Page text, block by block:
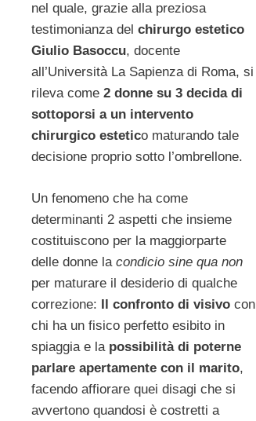
nel quale, grazie alla preziosa
testimonianza del chirurgo estetico
Giulio Basoccu, docente
all’Università La Sapienza di Roma, si
rileva come 2 donne su 3 decida di
sottoporsi a un intervento
chirurgico estetico maturando tale
decisione proprio sotto l’ombrellone.
Un fenomeno che ha come
determinanti 2 aspetti che insieme
costituiscono per la maggiorparte
delle donne la condicio sine qua non
per maturare il desiderio di qualche
correzione: Il confronto di visivo con
chi ha un fisico perfetto esibito in
spiaggia e la possibilità di poterne
parlare apertamente con il marito,
facendo affiorare quei disagi che si
avvertono quandosi è costretti a